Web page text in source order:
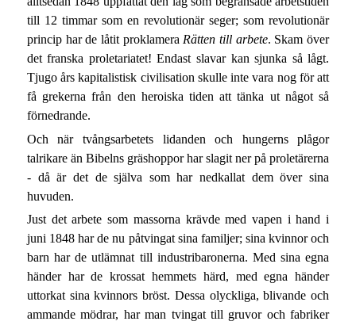
till 12 timmar som en revolutionär seger; som revolutionär
princip har de låtit proklamera Rätten till arbete. Skam över
det franska proletariatet! Endast slavar kan sjunka så lågt.
Tjugo års kapitalistisk civilisation skulle inte vara nog för att
få grekerna från den heroiska tiden att tänka ut något så
förnedrande.
Och när tvångsarbetets lidanden och hungerns plågor
talrikare än Bibelns gräshoppor har slagit ner på proletärerna
- då är det de själva som har nedkallat dem över sina
huvuden.
Just det arbete som massorna krävde med vapen i hand i
juni 1848 har de nu påtvingat sina familjer; sina kvinnor och
barn har de utlämnat till industribaronerna. Med sina egna
händer har de krossat hemmets härd, med egna händer
uttorkat sina kvinnors bröst. Dessa olyckliga, blivande och
ammande mödrar, har man tvingat till gruvor och fabriker